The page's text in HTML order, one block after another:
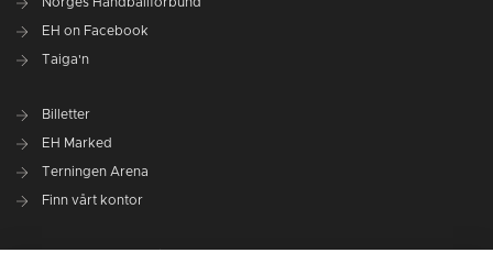
EH on Facebook
Taiga'n
Billetter
EH Marked
Terningen Arena
Finn vårt kontor